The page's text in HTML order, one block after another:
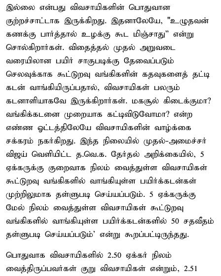
இல்லை என்பது விவசாயிகளின் பொதுவான
குற்றச்சாட்டாக இருக்கிறது. இதனாலேயே, "உழுதவன்
கணக்கு பார்த்தால் உழக்கு கூட மிஞ்சாது” என்று
சொல்கிறார்கள். விதைத்தல் முதல் அறுவடை
வரையிலான பயிர் சாகுபடிக்கு தேவைப்படும்
செலவுக்காக கூட்டுறவு வங்கிகளின் கதவுகளைத் தட்டி
கடன் வாங்கியிருப்பதால், விவசாயிகள் பலரும்
கடனாளியாகவே இருக்கிறார்கள். மகசூல் கிடைக்குமா?
வங்கிக்கடனை முறையாக கட்டிவிடுவோமா? என்ற
எண்ண ஓட்டத்திலேயே விவசாயிகளின் வாழ்க்கை
சக்கரம் நகர்கிறது. இந்த நிலையில் முதல்-அமைச்சர்
விஜய் வெளியிட்ட த.வெ.க. தேர்தல் அறிக்கையில், 5
ஏக்கருக்கு குறைவாக நிலம் வைத்துள்ள விவசாயிகள்
கூட்டுறவு வங்கிகளில் வாங்கியுள்ள பயிர்க்கடன்கள்
முற்றிலுமாக தள்ளுபடி செய்யப்படும். 5 ஏக்கருக்கு
மேல் நிலம் வைத்துள்ள விவசாயிகள் கூட்டுறவு
வங்கிகளில் வாங்கியுள்ள பயிர்க்கடன்களில் 50 சதவீதம்
தள்ளுபடி செய்யப்படும்' என்று கூறப்பட்டிருந்தது.
பொதுவாக விவசாயிகளில் 2.50 ஏக்கர் நிலம்
வைத்திருப்பவர்கள் குறு விவசாயிகள் என்றும், 2.51